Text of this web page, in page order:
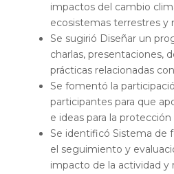
impactos del cambio
ecosistemas terrestres y
Se sugirió Diseñar un
charlas, presentaciones,
prácticas relacionadas
Se fomentó la
participantes para que
e ideas para la
Se identificó Sistema de
el seguimiento y
impacto de la actividad y